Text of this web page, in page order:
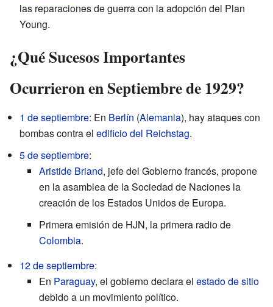
las reparaciones de guerra con la adopción del Plan
Young.
¿Qué Sucesos Importantes
Ocurrieron en Septiembre de 1929?
1 de septiembre: En Berlín (Alemania), hay ataques con
bombas contra el edificio del Reichstag.
5 de septiembre:
Aristide Briand, jefe del Gobierno francés, propone
en la asamblea de la Sociedad de Naciones la
creación de los Estados Unidos de Europa.
Primera emisión de HJN, la primera radio de
Colombia.
12 de septiembre:
En Paraguay, el gobierno declara el estado de sitio
debido a un movimiento político.